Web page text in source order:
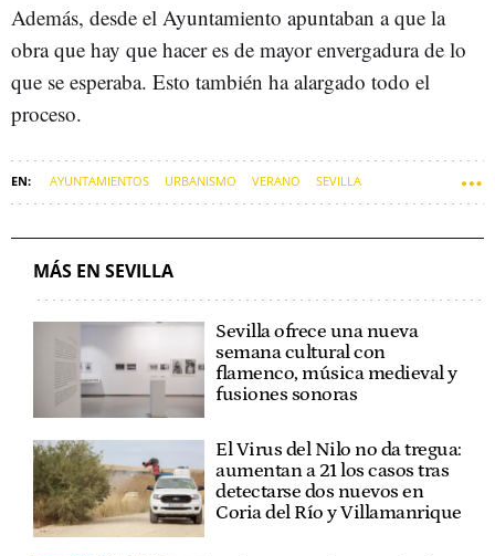
Además, desde el Ayuntamiento apuntaban a que la
obra que hay que hacer es de mayor envergadura de lo
que se esperaba. Esto también ha alargado todo el
proceso.
AYUNTAMIENTOS URBANISMO VERANO SEVILLA
MÁS EN SEVILLA
Sevilla ofrece una nueva
semana cultural con
flamenco, música medieval y
fusiones sonoras
El Virus del Nilo no da tregua:
aumentan a 21 los casos tras
detectarse dos nuevos en
Coria del Río y Villamanrique